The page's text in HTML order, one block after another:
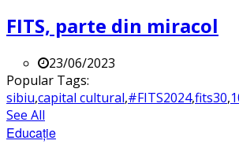
FITS, parte din miracol
23/06/2023
Popular Tags:
sibiu,capital cultural,#FITS2024,fits30,
See All
Educație